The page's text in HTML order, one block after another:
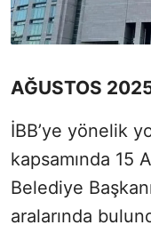
AĞUSTOS
İBB’ye yönelik
kapsamında 15
Belediye
aralarında